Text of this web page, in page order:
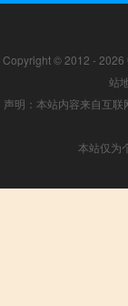
Copyright © 2012 - 2026
站
声明：本站内容来自互
本站仅为